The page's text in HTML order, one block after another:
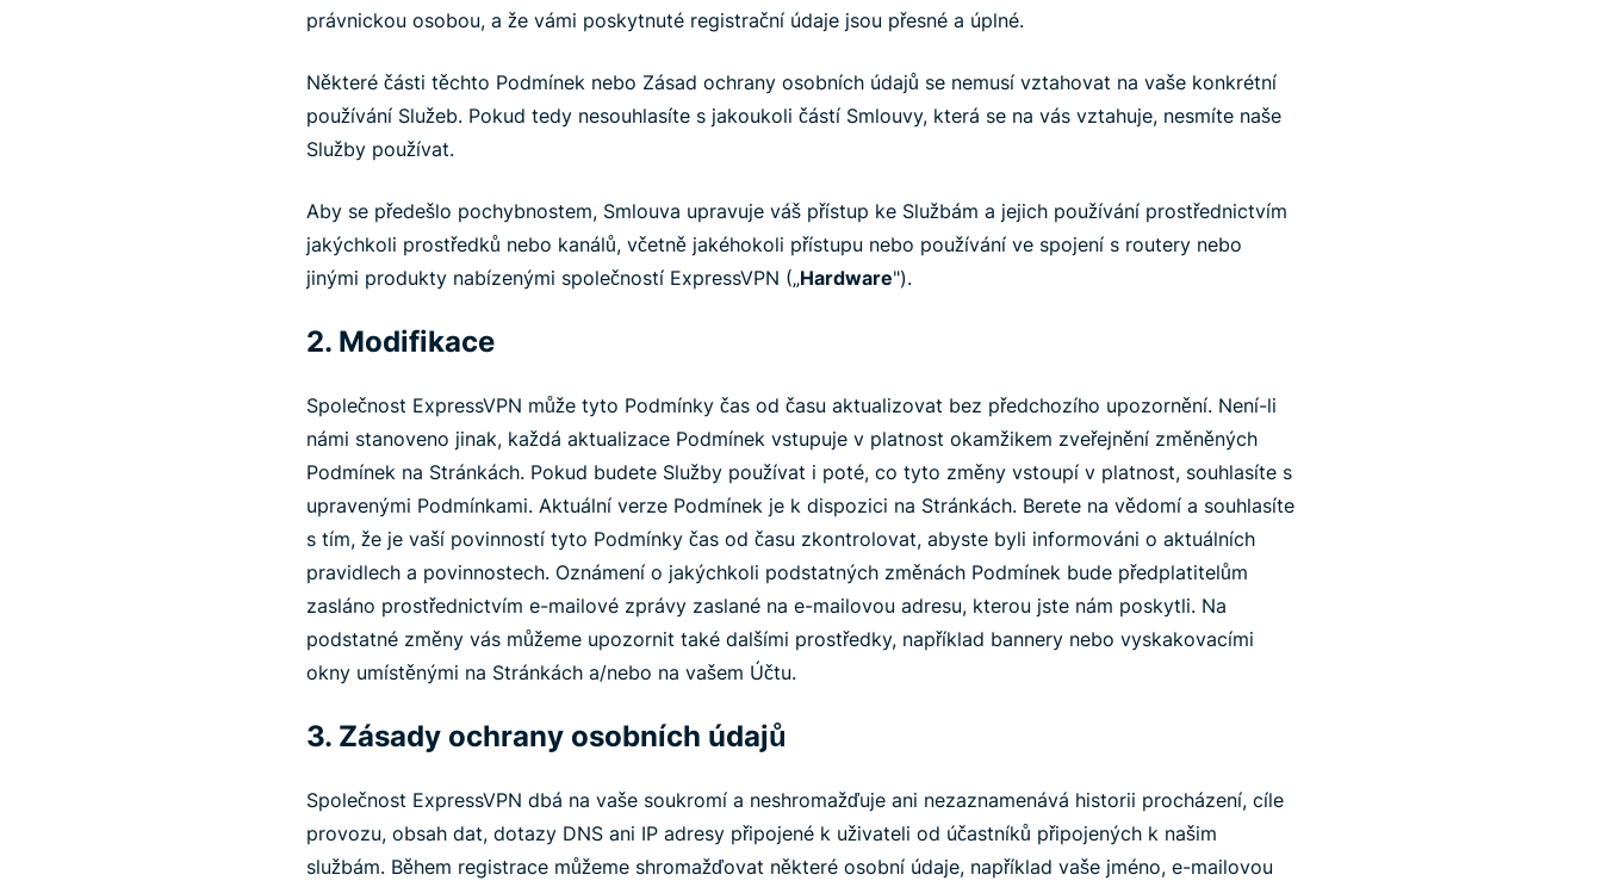
právnickou osobou, a že vámi poskytnuté registrační údaje jsou přesné a úplné.
Některé části těchto Podmínek nebo Zásad ochrany osobních údajů se nemusí vztahovat na vaše konkrétní
používání Služeb. Pokud tedy nesouhlasíte s jakoukoli částí Smlouvy, která se na vás vztahuje, nesmíte naše
Služby používat.
Aby se předešlo pochybnostem, Smlouva upravuje váš přístup ke Službám a jejich používání prostřednictvím
jakýchkoli prostředků nebo kanálů, včetně jakéhokoli přístupu nebo používání ve spojení s routery nebo
jinými produkty nabízenými společností ExpressVPN („Hardware").
2. Modifikace
Společnost ExpressVPN může tyto Podmínky čas od času aktualizovat bez předchozího upozornění. Není-li
námi stanoveno jinak, každá aktualizace Podmínek vstupuje v platnost okamžikem zveřejnění změněných
Podmínek na Stránkách. Pokud budete Služby používat i poté, co tyto změny vstoupí v platnost, souhlasíte s
upravenými Podmínkami. Aktuální verze Podmínek je k dispozici na Stránkách. Berete na vědomí a souhlasíte
s tím, že je vaší povinností tyto Podmínky čas od času zkontrolovat, abyste byli informováni o aktuálních
pravidlech a povinnostech. Oznámení o jakýchkoli podstatných změnách Podmínek bude předplatitelům
zasláno prostřednictvím e-mailové zprávy zaslané na e-mailovou adresu, kterou jste nám poskytli. Na
podstatné změny vás můžeme upozornit také dalšími prostředky, například bannery nebo vyskakovacími
okny umístěnými na Stránkách a/nebo na vašem Účtu.
3. Zásady ochrany osobních údajů
Společnost ExpressVPN dbá na vaše soukromí a neshromažďuje ani nezaznamenává historii procházení, cíle
provozu, obsah dat, dotazy DNS ani IP adresy připojené k uživateli od účastníků připojených k našim
službám. Během registrace můžeme shromažďovat některé osobní údaje, například vaše jméno, e-mailovou